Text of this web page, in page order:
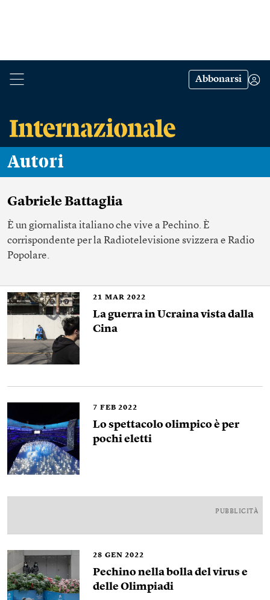
Abbonarsi
Autori
Gabriele Battaglia
È un giornalista italiano che vive a Pechino. È
corrispondente per la Radiotelevisione svizzera e Radio
Popolare.
21 MAR 2022
La guerra in Ucraina vista dalla
Cina
7 FEB 2022
Lo spettacolo olimpico è per
pochi eletti
PUBBLICITÀ
28 GEN 2022
Pechino nella bolla del virus e
delle Olimpiadi